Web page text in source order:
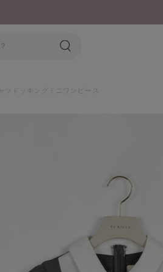
ャツドッキングミニワンピース